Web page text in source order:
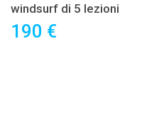
windsurf di 5 lezioni
190 €